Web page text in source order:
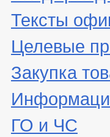
Тексты
Целевые
Закупка
ГО и ЧС